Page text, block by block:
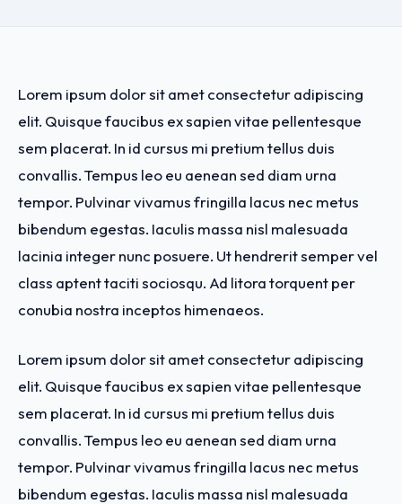
Lorem ipsum dolor sit amet consectetur adipiscing
elit. Quisque faucibus ex sapien vitae pellentesque
sem placerat. In id cursus mi pretium tellus duis
convallis. Tempus leo eu aenean sed diam urna
tempor. Pulvinar vivamus fringilla lacus nec metus
bibendum egestas. Iaculis massa nisl malesuada
lacinia integer nunc posuere. Ut hendrerit semper vel
class aptent taciti sociosqu. Ad litora torquent per
conubia nostra inceptos himenaeos.
Lorem ipsum dolor sit amet consectetur adipiscing
elit. Quisque faucibus ex sapien vitae pellentesque
sem placerat. In id cursus mi pretium tellus duis
convallis. Tempus leo eu aenean sed diam urna
tempor. Pulvinar vivamus fringilla lacus nec metus
bibendum egestas. Iaculis massa nisl malesuada